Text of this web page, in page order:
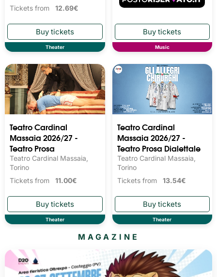
Tickets from 12.69€
Theater Music
Teatro Cardinal
Massaia 2026/27 -
Teatro Prosa
Teatro Cardinal Massaia,
Torino
Tickets from 11.00€
Theater
Teatro Cardinal
Massaia 2026/27 -
Teatro Prosa Dialettale
Teatro Cardinal Massaia,
Torino
Tickets from 13.54€
Theater
MAGAZINE